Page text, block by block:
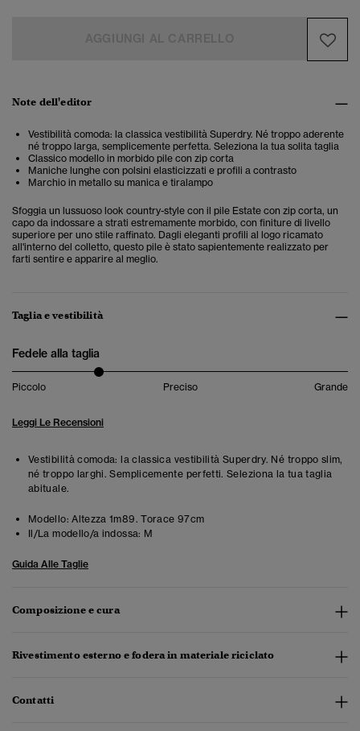
Note dell'editor
Vestibilità comoda: la classica vestibilità Superdry. Né troppo aderente
né troppo larga, semplicemente perfetta. Seleziona la tua solita taglia
Classico modello in morbido pile con zip corta
Maniche lunghe con polsini elasticizzati e profili a contrasto
Marchio in metallo su manica e tiralampo
Sfoggia un lussuoso look country-style con il pile Estate con zip corta, un
capo da indossare a strati estremamente morbido, con finiture di livello
superiore per uno stile raffinato. Dagli eleganti profili al logo ricamato
all'interno del colletto, questo pile è stato sapientemente realizzato per
farti sentire e apparire al meglio.
Taglia e vestibilità
Fedele alla taglia
Piccolo Preciso Grande
Leggi Le Recensioni
Vestibilità comoda: la classica vestibilità Superdry. Né troppo slim,
né troppo larghi. Semplicemente perfetti. Seleziona la tua taglia
abituale.
Modello: Altezza 1m89. Torace 97cm
Il/La modello/a indossa: M
Guida Alle Taglie
Composizione e cura
Rivestimento esterno e fodera in materiale riciclato
Contatti